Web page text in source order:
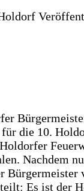
die 10.
Nachdem
Bürgermeister
Es ist der